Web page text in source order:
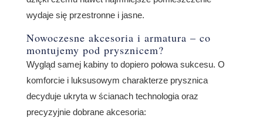
wydaje się przestronne i jasne.
Nowoczesne akcesoria i armatura – co
montujemy pod prysznicem?
Wygląd samej kabiny to dopiero połowa sukcesu. O
komforcie i luksusowym charakterze prysznica
decyduje ukryta w ścianach technologia oraz
precyzyjnie dobrane akcesoria: